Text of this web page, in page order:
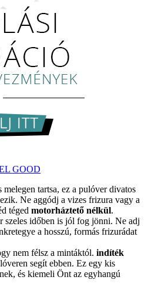
GOOD
tartsa, ez a pulóver divatos
Ne aggódj a vizes frizura vagy a
téged motorháztető nélkül.
szeles időben is jól fog jönni. Ne adj
a hosszú, formás frizurádat
nem félsz a mintáktól. indíték
segít ebben. Ez egy kis
és kiemeli Önt az egyhangú